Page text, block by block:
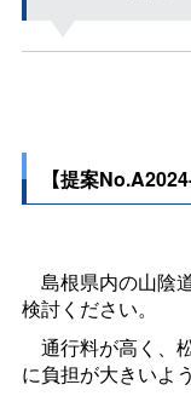
【提案
島根県内の山陰
検討ください。
通行料が高く、
に負担が大きいよ